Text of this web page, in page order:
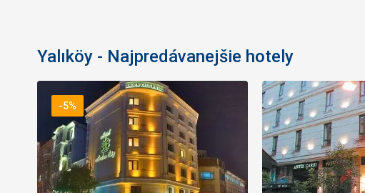
Yalıköy - Najpredávanejšie hotely
-5%